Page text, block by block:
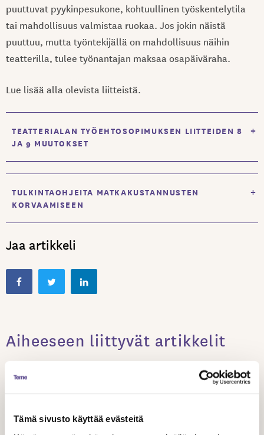
Tämä sivusto käyttää evästeitä
puuttuvat pyykinpesukone, kohtuullinen työskentelytila
tai mahdollisuus valmistaa ruokaa. Jos jokin näistä
puuttuu, mutta työntekijällä on mahdollisuus näihin
teatterilla, tulee työnantajan maksaa osapäiväraha.
Lue lisää alla olevista liitteistä.
TEATTERIALAN TYÖEHTOSOPIMUKSEN LIITTEIDEN 8
JA 9 MUUTOKSET
+
TULKINTAOHJEITA MATKAKUSTANNUSTEN
KORVAAMISEEN
+
Jaa artikkeli
Aiheeseen liittyvät artikkelit